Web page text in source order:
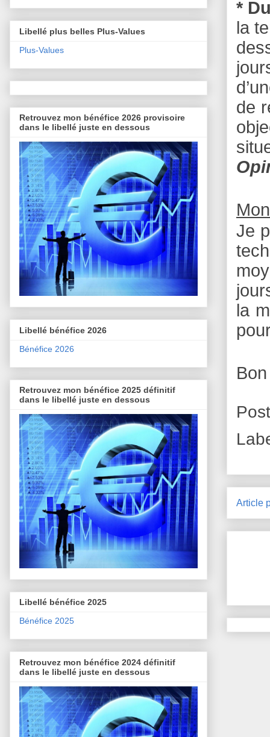
*
la
de
Je
la
Article
Libellé plus belles Plus-Values
Plus-Values
Retrouvez mon bénéfice 2026 provisoire
dans le libellé juste en dessous
Libellé bénéfice 2026
Bénéfice 2026
Retrouvez mon bénéfice 2025 définitif
dans le libellé juste en dessous
Libellé bénéfice 2025
Bénéfice 2025
Retrouvez mon bénéfice 2024 définitif
dans le libellé juste en dessous